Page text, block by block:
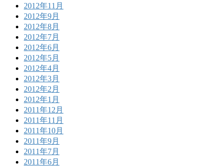
2012年11月
2012年9月
2012年8月
2012年7月
2012年6月
2012年5月
2012年4月
2012年3月
2012年2月
2012年1月
2011年12月
2011年11月
2011年10月
2011年9月
2011年7月
2011年6月